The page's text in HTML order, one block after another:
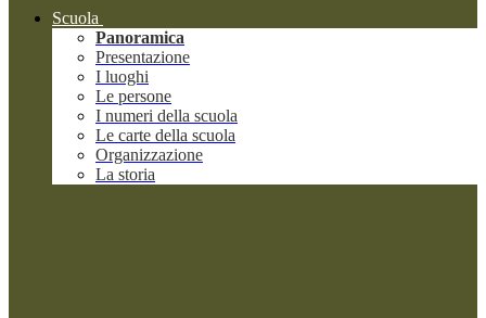
Scuola
Panoramica
Presentazione
I luoghi
Le persone
I numeri della scuola
Le carte della scuola
Organizzazione
La storia